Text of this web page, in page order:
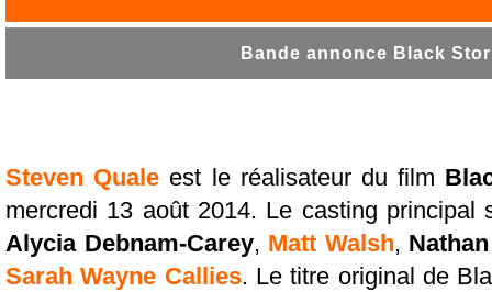
Bande annonce Black
Steven Quale est le réalisateur du film
mercredi 13 août 2014. Le casting principal
Alycia Debnam-Carey, Matt Walsh,
Sarah Wayne Callies. Le titre original de